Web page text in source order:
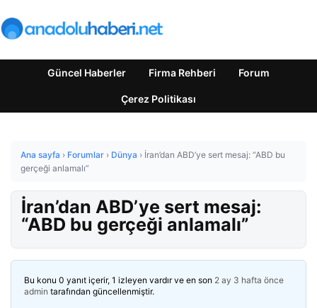
Güncel Haberler Firma Rehberi Forum
Çerez Politikası
Ana sayfa › Forumlar › Dünya › İran’dan ABD’ye sert mesaj: “ABD bu
gerçeği anlamalı”
İran’dan ABD’ye sert mesaj:
“ABD bu gerçeği anlamalı”
Bu konu 0 yanıt içerir, 1 izleyen vardır ve en son 2 ay 3 hafta önce
admin tarafından güncellenmiştir.